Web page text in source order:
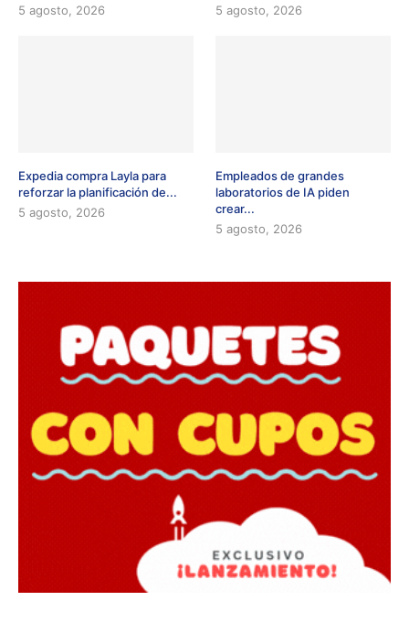
5 agosto, 2026
5 agosto, 2026
Expedia compra Layla para
reforzar la planificación de...
5 agosto, 2026
Empleados de grandes
laboratorios de IA piden
crear...
5 agosto, 2026